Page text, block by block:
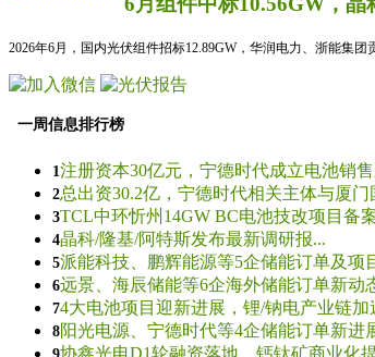
2026年6月，国内光伏组件招标12.89GW，华润电力、浙能集
一周信息排行榜
1注册资本30亿元，宁德时代成立电池销
2总出资30.2亿，宁德时代相关主体与厦
3TCL中环忻州14GW BC电池技改项目备
4晶科/隆基/阿特斯发布最新调研报...
5派能科技、鹏辉能源等5企储能订单及项
6远景、海辰储能等6企海外储能订单新动
74大电池项目迎新进展，锂/钠电产业链加
8阳光电源、宁德时代等4企储能订单新进
9协鑫光电D1轮融资落地，钙钛矿商业化提